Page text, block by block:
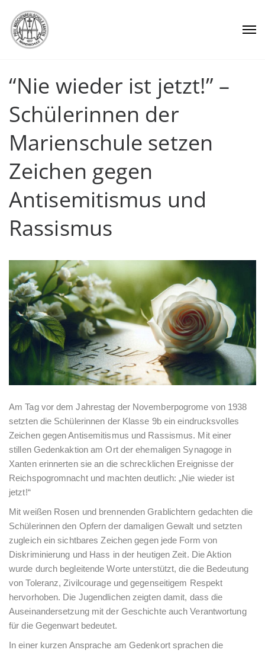
“Nie wieder ist jetzt!” –
Schülerinnen der
Marienschule setzen
Zeichen gegen
Antisemitismus und
Rassismus
Am Tag vor dem Jahrestag der Novemberpogrome von 1938
setzten die Schülerinnen der Klasse 9b ein eindrucksvolles
Zeichen gegen Antisemitismus und Rassismus. Mit einer
stillen Gedenkaktion am Ort der ehemaligen Synagoge in
Xanten erinnerten sie an die schrecklichen Ereignisse der
Reichspogromnacht und machten deutlich: „Nie wieder ist
jetzt!“
Mit weißen Rosen und brennenden Grablichtern gedachten die
Schülerinnen den Opfern der damaligen Gewalt und setzten
zugleich ein sichtbares Zeichen gegen jede Form von
Diskriminierung und Hass in der heutigen Zeit. Die Aktion
wurde durch begleitende Worte unterstützt, die die Bedeutung
von Toleranz, Zivilcourage und gegenseitigem Respekt
hervorhoben. Die Jugendlichen zeigten damit, dass die
Auseinandersetzung mit der Geschichte auch Verantwortung
für die Gegenwart bedeutet.
In einer kurzen Ansprache am Gedenkort sprachen die